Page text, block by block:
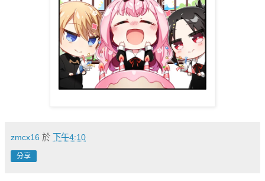
zmcx16 於 下午4:10
分享